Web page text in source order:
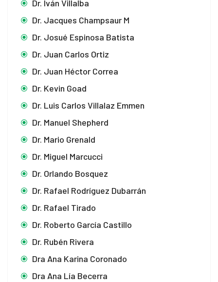
Dr. Iván Villalba
Dr. Jacques Champsaur M
Dr. Josué Espinosa Batista
Dr. Juan Carlos Ortiz
Dr. Juan Héctor Correa
Dr. Kevin Goad
Dr. Luis Carlos Villalaz Emmen
Dr. Manuel Shepherd
Dr. Mario Grenald
Dr. Miguel Marcucci
Dr. Orlando Bosquez
Dr. Rafael Rodríguez Dubarrán
Dr. Rafael Tirado
Dr. Roberto García Castillo
Dr. Rubén Rivera
Dra Ana Karina Coronado
Dra Ana Lía Becerra